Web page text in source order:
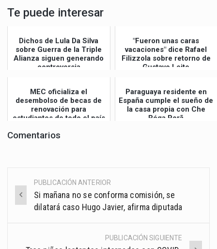
Te puede interesar
Dichos de Lula Da Silva
sobre Guerra de la Triple
Alianza siguen generando
controversia
"Fueron unas caras
vacaciones" dice Rafael
Filizzola sobre retorno de
Gustavo Leite
MEC oficializa el
desembolso de becas de
renovación para
estudiantes de todo el país
Paraguaya residente en
España cumple el sueño de
la casa propia con Che
Róga Porã
Comentarios
Post
navigation
PUBLICACIÓN ANTERIOR
Si mañana no se conforma comisión, se
dilatará caso Hugo Javier, afirma diputada
PUBLICACIÓN SIGUIENTE